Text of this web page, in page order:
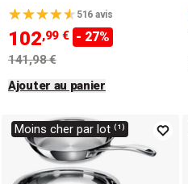
516 avis
102,99 € - 27%
141,98 €
Ajouter au panier
Moins cher par lot ⁽¹⁾